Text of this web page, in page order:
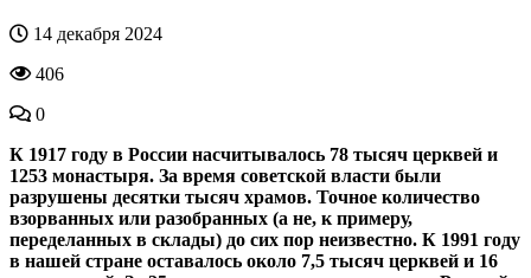
14 декабря 2024
406
0
К 1917 году в России насчитывалось 78 тысяч церквей и
1253 монастыря. За время советской власти были
разрушены десятки тысяч храмов. Точное количество
взорванных или разобранных (а не, к примеру,
переделанных в склады) до сих пор неизвестно. К 1991 году
в нашей стране оставалось около 7,5 тысяч церквей и 16